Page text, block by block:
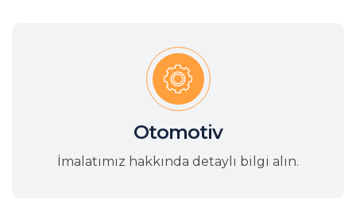
Otomotiv
İmalatımız hakkında detaylı bilgi alın.